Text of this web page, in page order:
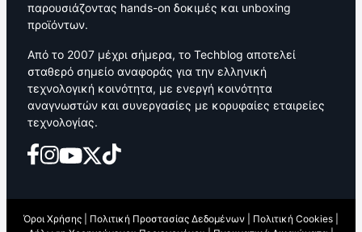
παρουσιάζοντας hands-on δοκιμές και unboxing
προϊόντων.
Από το 2007 μέχρι σήμερα, το Techblog αποτελεί
σταθερό σημείο αναφοράς για την ελληνική
τεχνολογική κοινότητα, με ενεργή κοινότητα
αναγνωστών και συνεργασίες με κορυφαίες εταιρείες
τεχνολογίας.
Όροι Χρήσης Πολιτική Προστασίας Δεδομένων Πολιτική Cookies